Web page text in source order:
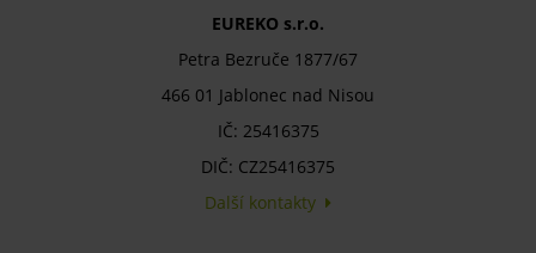
EUREKO s.r.o.
Petra Bezruče 1877/67
466 01 Jablonec nad Nisou
IČ: 25416375
DIČ: CZ25416375
Další kontakty